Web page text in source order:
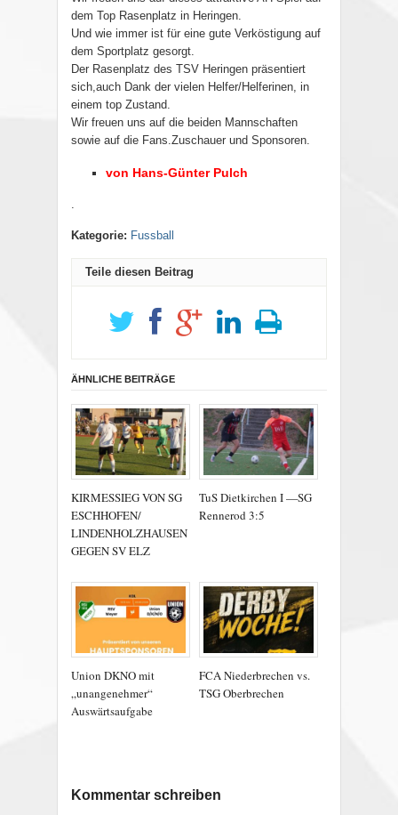
dem Top Rasenplatz in Heringen.
Und wie immer ist für eine gute Verköstigung auf
dem Sportplatz gesorgt.
Der Rasenplatz des TSV Heringen präsentiert
sich,auch Dank der vielen Helfer/Helferinen, in
einem top Zustand.
Wir freuen uns auf die beiden Mannschaften
sowie auf die Fans.Zuschauer und Sponsoren.
von Hans-Günter Pulch
.
Kategorie: Fussball
Teile diesen Beitrag
ÄHNLICHE BEITRÄGE
KIRMESSIEG VON SG
ESCHHOFEN/
LINDENHOLZHAUSEN
GEGEN SV ELZ
TuS Dietkirchen I —SG
Rennerod 3:5
Union DKNO mit
„unangenehmer“
Auswärtsaufgabe
FCA Niederbrechen vs.
TSG Oberbrechen
Kommentar schreiben